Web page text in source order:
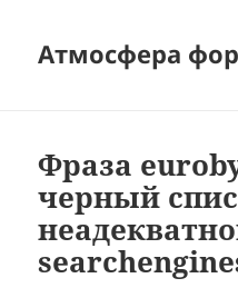
Атмосфера
Фраза
черный